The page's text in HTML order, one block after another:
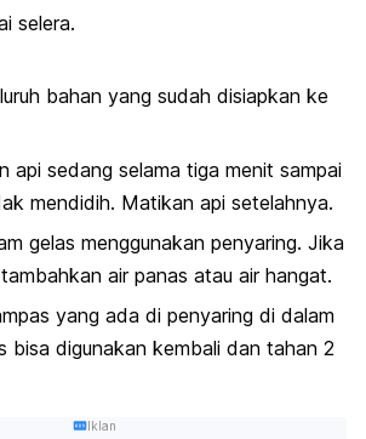
selera.
bahan yang sudah disiapkan ke
api sedang selama tiga menit sampai
mendidih. Matikan api setelahnya.
gelas menggunakan penyaring. Jika
air panas atau air hangat.
yang ada di penyaring di dalam
bisa digunakan kembali dan tahan 2
Iklan